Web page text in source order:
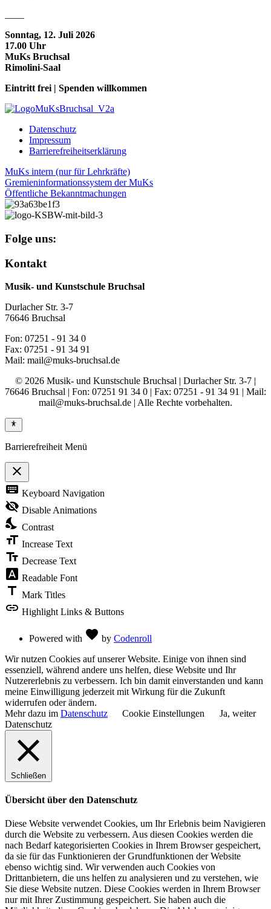
Sonntag, 12. Juli 2026
17.00 Uhr
MuKs Bruchsal
Rimolini-Saal
Eintritt frei | Spenden willkommen
Datenschutz
Impressum
Barrierefreiheitserklärung
MuKs intern (nur für Lehrkräfte)
Gremieninformationssystem der MuKs
Öffentliche Bekanntmachungen
Folge uns:
Kontakt
Musik- und Kunstschule Bruchsal
Durlacher Str. 3-7
76646 Bruchsal
Fon: 07251 - 91 34 0
Fax: 07251 - 91 34 91
Mail: mail@muks-bruchsal.de
© 2026 Musik- und Kunstschule Bruchsal | Durlacher Str. 3-7 |
76646 Bruchsal | Fon: 07251 91 34 0 | Fax: 07251 - 91 34 91 | Mail:
mail@muks-bruchsal.de | Alle Rechte vorbehalten.
Barrierefreiheit Menü
close
Toggle
the
visibility
of
Accessibility
Toolbar
keyboard Keyboard Navigation
visibility_off Disable Animations
nights_stay Contrast
format_size Increase Text
text_fields Decrease Text
font_download Readable Font
title Mark Titles
link Highlight Links & Buttons
Powered with favorite by Codenroll
Wir nutzen Cookies auf unserer Website. Einige von ihnen sind
essenziell, während andere uns helfen, diese Website und Ihr
Nutzererlebnis zu verbessern. Ich bin damit einverstanden und kann
meine Einwilligung jederzeit mit Wirkung für die Zukunft
widerrufen oder ändern.
Mehr dazu im Datenschutz Cookie Einstellungen
Ja, weiter
Datenschutz
Schließen
Übersicht über den Datenschutz
Diese Website verwendet Cookies, um Ihr Erlebnis beim Navigieren
durch die Website zu verbessern. Aus diesen Cookies werden die
nach Bedarf kategorisierten Cookies in Ihrem Browser gespeichert,
da sie für das Funktionieren der Grundfunktionen der Website
ebenso wichtig sind. Wir verwenden auch Cookies von
Drittanbietern, die uns helfen zu analysieren und zu verstehen, wie
Sie diese Website nutzen. Diese Cookies werden in Ihrem Browser
nur mit Ihrer Zustimmung gespeichert. Sie haben auch die